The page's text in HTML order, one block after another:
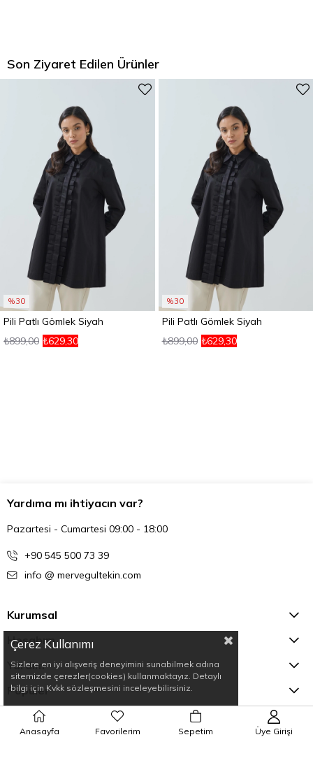
Son Ziyaret Edilen Ürünler
%30
Pili Patlı Gömlek Siyah
₺629,30
₺899,00
%30
Pili Patlı Gömlek Siyah
₺629,30
₺899,00
Yardıma mı ihtiyacın var?
Pazartesi - Cumartesi 09:00 - 18:00
+90 545 500 73 39
info @ mervegultekin.com
Kurumsal
Hesabım
Yardım
Popüler
E-Bültene Üye Ol
Çerez Kullanımı
Sizlere en iyi alışveriş deneyimini sunabilmek adına
sitemizde çerezler(cookies) kullanmaktayız. Detaylı
bilgi için Kvkk sözleşmesini inceleyebilirsiniz.
Anasayfa Favorilerim Sepetim Üye Girişi